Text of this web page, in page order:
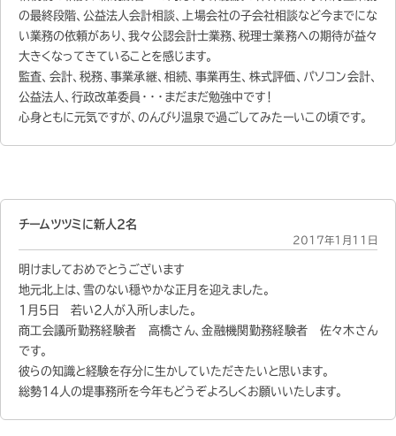
の最終段階、公益法人会計相談、上場会社の子会社相談など今までにな
い業務の依頼があり、我々公認会計士業務、税理士業務への期待が益々
大きくなってきていることを感じます。
監査、会計、税務、事業承継、相続、事業再生、株式評価、パソコン会計、
公益法人、行政改革委員・・・まだまだ勉強中です！
心身ともに元気ですが、のんびり温泉で過ごしてみたーいこの頃です。
チームツツミに新人2名
2017年1月11日
明けましておめでとうございます
地元北上は、雪のない穏やかな正月を迎えました。
1月5日 若い2人が入所しました。
商工会議所勤務経験者 高橋さん、金融機関勤務経験者 佐々木さん
です。
彼らの知識と経験を存分に生かしていただきたいと思います。
総勢14人の堤事務所を今年もどうぞよろしくお願いいたします。